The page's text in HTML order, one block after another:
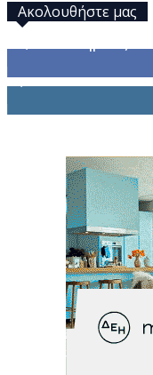
Ακολουθήστε μας
1,914 Ακόλουθοι